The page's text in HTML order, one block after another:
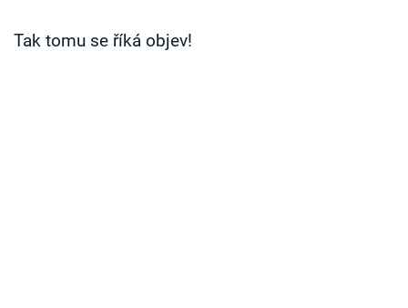
Tak tomu se říká objev!